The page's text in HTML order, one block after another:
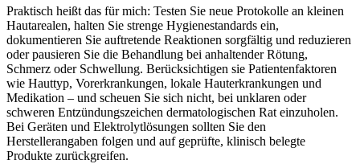
Praktisch ‍heißt das für⁢ mich: ⁤Testen ⁤Sie neue Protokolle an kleinen
Hautarealen,⁣ halten Sie strenge ​Hygienestandards ein,
dokumentieren Sie ​auftretende⁤ Reaktionen sorgfältig‍ und ​reduzieren⁤
oder pausieren Sie‌ die Behandlung bei‌ anhaltender Rötung,
Schmerz oder ​Schwellung. Berücksichtigen sie Patientenfaktoren
wie Hauttyp, Vorerkrankungen, lokale‍ Hauterkrankungen und
Medikation – ⁣und scheuen Sie sich nicht, bei unklaren oder
schweren ‍Entzündungszeichen dermatologischen Rat einzuholen.
Bei Geräten und Elektrolytlösungen sollten Sie den
Herstellerangaben​ folgen und auf geprüfte,​ klinisch belegte
⁣Produkte ​zurückgreifen.